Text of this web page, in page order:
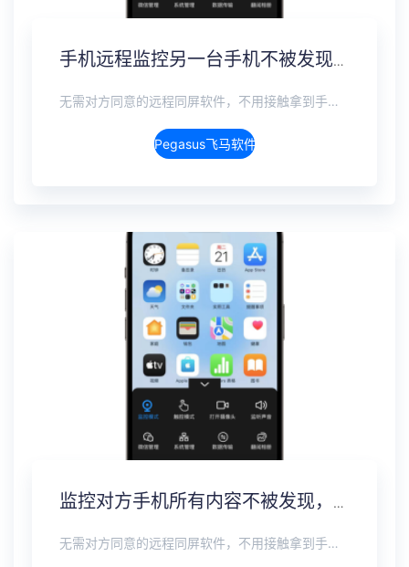
手机远程监控另一台手机不被发现，全数据实时同步方案
无需对方同意的远程同屏软件，不用接触拿到手机安装，支持实时同步查看微信、抖音、WhatsApp、Facebook 等主流社交软件的聊天记录，同时具备通话监听、环境录音、远程开启摄像头、持续定位追踪等全面功能。 整个过程全程隐蔽运行，无任何提示、无通知提醒、不留使用痕迹。 适用于多种场景，安全稳定，真正实现对目标设备一举一动的无感同屏监视。
Pegasus飞马软件介绍
监控对方手机所有内容不被发现，远程无感同屏监控软件
无需对方同意的远程同屏软件，不用接触拿到手机安装，支持实时同步查看微信、抖音、WhatsApp、Facebook 等主流社交软件的聊天记录，同时具备通话监听、环境录音、远程开启摄像头、持续定位追踪等全面功能。 整个过程全程隐蔽运行，无任何提示、无通知提醒、不留使用痕迹。 适用于多种场景，安全稳定，真正实现对目标设备一举一动的无感同屏监视。